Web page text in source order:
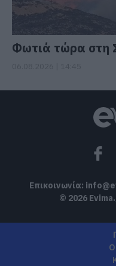
Φωτιά τώρα στη
Επικοινωνία:
© 2026